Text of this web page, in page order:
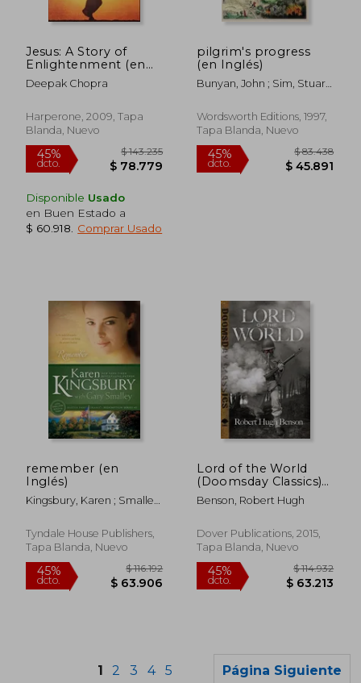
45%
dcto. $ 37.392
45%
dcto.
Jesus: A Story of
Enlightenment (en
Inglés)
Deepak Chopra
Harperone, 2009, Tapa
Blanda, Nuevo
Disponible Usado
en Buen Estado a
$ 60.918
Comprar Usado
pilgrim's progress
(en Inglés)
Bunyan, John ; Sim, Stuart
Wordsworth Editions, 1997,
Tapa Blanda, Nuevo
remember (en
Inglés)
Kingsbury, Karen ; Smalley,
Tyndale House Publishers,
Tapa Blanda, Nuevo
Lord of the World
(Doomsday Classics)
(en Inglés)
Benson, Robert Hugh
Dover Publications, 2015,
Tapa Blanda, Nuevo
1 2 3 4 5 Página Siguiente